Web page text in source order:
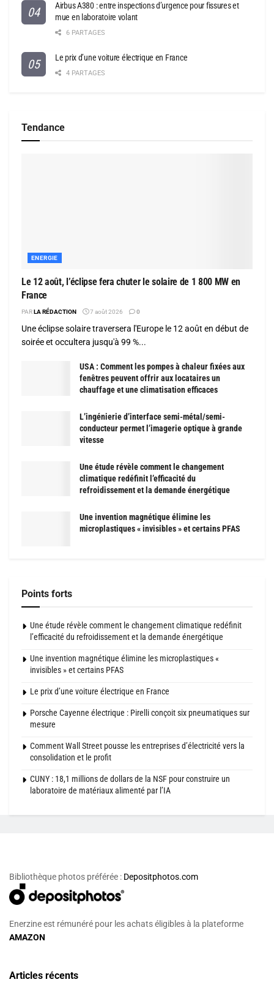
Airbus A380 : entre inspections d’urgence pour fissures et
mue en laboratoire volant
6 PARTAGES
Le prix d’une voiture électrique en France
4 PARTAGES
Tendance
ENERGIE
Le 12 août, l’éclipse fera chuter le solaire de 1 800 MW en
France
PARLA RÉDACTION 7 août 2026 0
Une éclipse solaire traversera l'Europe le 12 août en début de
soirée et occultera jusqu'à 99 %...
USA : Comment les pompes à chaleur fixées aux
fenêtres peuvent offrir aux locataires un
chauffage et une climatisation efficaces
L’ingénierie d’interface semi-métal/semi-
conducteur permet l’imagerie optique à grande
vitesse
Une étude révèle comment le changement
climatique redéfinit l’efficacité du
refroidissement et la demande énergétique
Une invention magnétique élimine les
microplastiques « invisibles » et certains PFAS
Points forts
Une étude révèle comment le changement climatique redéfinit
l’efficacité du refroidissement et la demande énergétique
Une invention magnétique élimine les microplastiques «
invisibles » et certains PFAS
Le prix d’une voiture électrique en France
Porsche Cayenne électrique : Pirelli conçoit six pneumatiques sur
mesure
Comment Wall Street pousse les entreprises d’électricité vers la
consolidation et le profit
CUNY : 18,1 millions de dollars de la NSF pour construire un
laboratoire de matériaux alimenté par l’IA
Bibliothèque photos préférée : Depositphotos.com
Enerzine est rémunéré pour les achats éligibles à la plateforme
AMAZON
Articles récents